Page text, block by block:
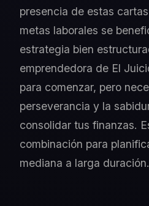
presencia de estas
metas laborales se
estrategia bien
emprendedora de El
para comenzar, pero
perseverancia y la
consolidar tus finanzas.
combinación para
mediana a larga duración.